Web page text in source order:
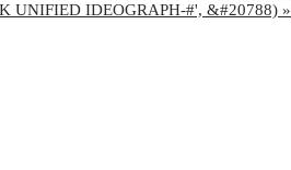
UNIFIED IDEOGRAPH-#', &#20788) »